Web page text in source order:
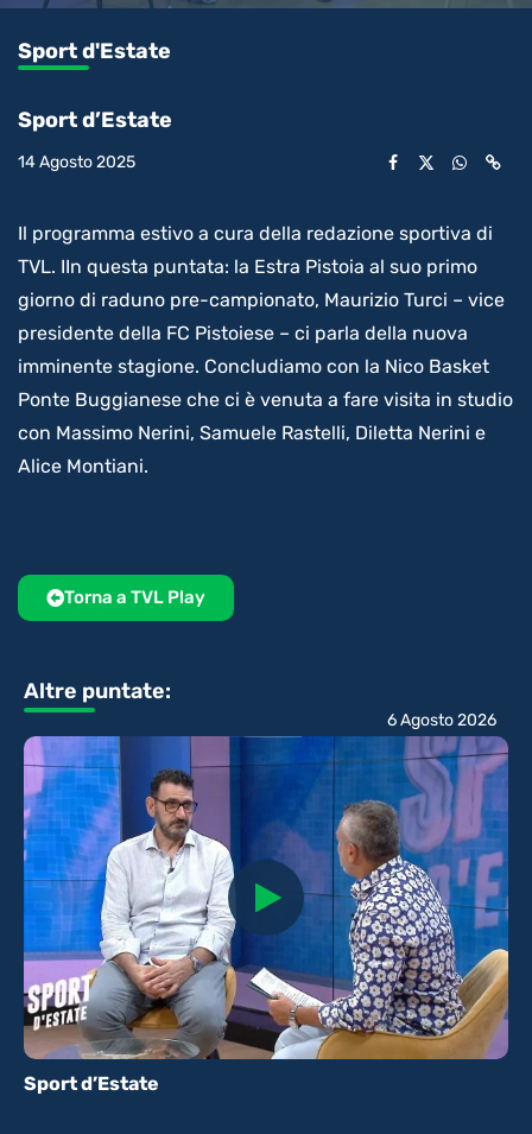
l’audio0.13%
in-
Sport d'Estate
Sport d’Estate
14 Agosto 2025
Il programma estivo a cura della redazione sportiva di
TVL. IIn questa puntata: la Estra Pistoia al suo primo
giorno di raduno pre-campionato, Maurizio Turci – vice
presidente della FC Pistoiese – ci parla della nuova
imminente stagione. Concludiamo con la Nico Basket
Ponte Buggianese che ci è venuta a fare visita in studio
con Massimo Nerini, Samuele Rastelli, Diletta Nerini e
Alice Montiani.
Torna a TVL Play
Altre puntate:
Sport d’Estate
6 Agosto 2026